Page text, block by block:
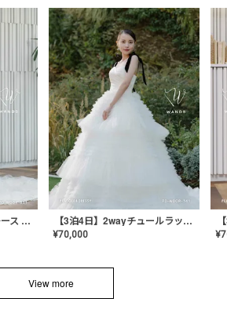
【3泊4日】3Dフラワーレース ドレス〈PD-WDOR-331〉 【3泊4日】2wayチュールラッフルドレス〈PD-WDOR-341RTL〉
¥70,000 ¥
View more